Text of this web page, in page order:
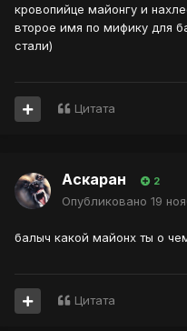
кровопийце майонгу и
второе имя по мифику для
стали)
Цитата
Аскаран 2
Опубликовано 19
балыч какой майонх ты о
Цитата